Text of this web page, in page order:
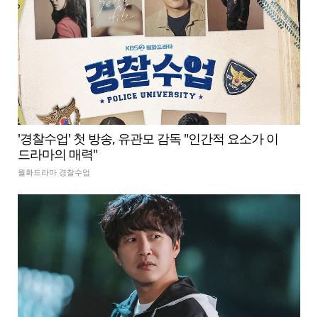
'경찰수업' 첫 방송, 유관모 감독 "인간적 요소가 이
드라마의 매력"
월화드라마 경찰수업